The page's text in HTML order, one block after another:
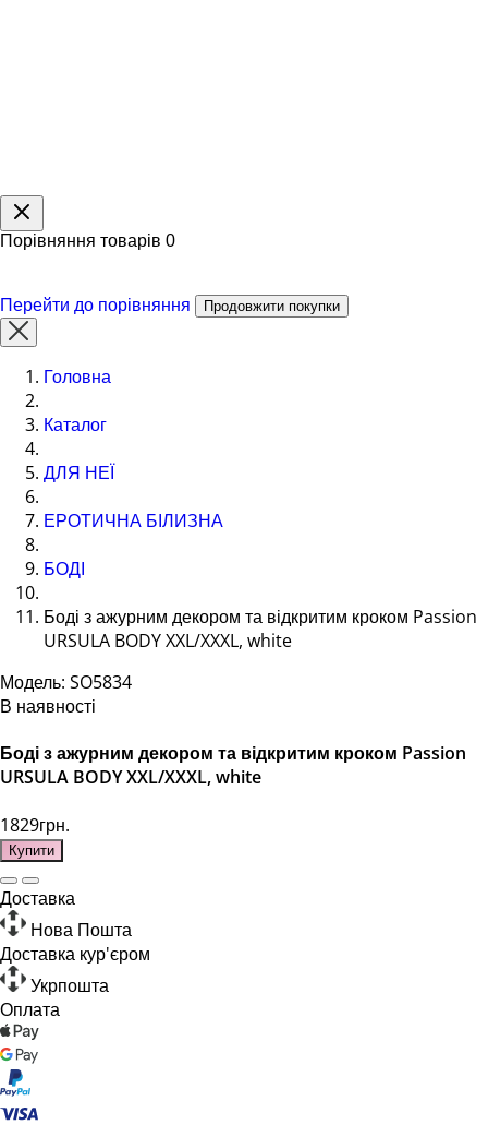
Порівняння товарів 0
Перейти до порівняння Продовжити покупки
Головна
Каталог
ДЛЯ НЕЇ
ЕРОТИЧНА БІЛИЗНА
БОДІ
Боді з ажурним декором та відкритим кроком Passion
URSULA BODY XXL/XXXL, white
Модель: SO5834
В наявності
Боді з ажурним декором та відкритим кроком Passion
URSULA BODY XXL/XXXL, white
1829грн.
Купити
Доставка
Нова Пошта
Доставка кур'єром
Укрпошта
Оплата